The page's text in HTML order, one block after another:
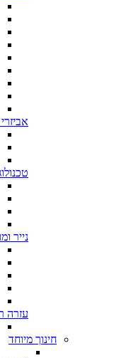
נייר
עזרה
חינוך מיוחד